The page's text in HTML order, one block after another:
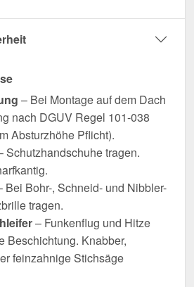
– Bei Montage auf dem Dach
nach DGUV Regel 101-038
Absturzhöhe Pflicht).
Schutzhandschuhe tragen.
Bei Bohr-, Schneid- und Nibbler-
tragen.
– Funkenflug und Hitze
Beschichtung. Knabber,
feinzahnige Stichsäge